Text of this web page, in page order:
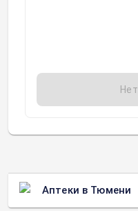
Аптеки в Тюмени